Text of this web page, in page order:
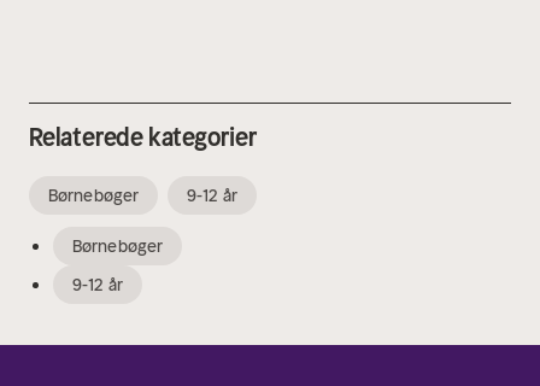
Relaterede kategorier
Børnebøger 9-12 år
Børnebøger
9-12 år